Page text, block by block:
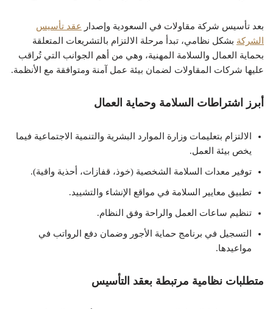
بعد تأسيس شركة مقاولات في السعودية وإصدار عقد تأسيس
الشركة بشكل نظامي، تبدأ مرحلة الالتزام بالتشريعات المتعلقة
بحماية العمال والسلامة المهنية، وهي من أهم الجوانب التي تُراقب
عليها شركات المقاولات لضمان بيئة عمل آمنة ومتوافقة مع الأنظمة.
أبرز اشتراطات السلامة وحماية العمال
الالتزام بتعليمات وزارة الموارد البشرية والتنمية الاجتماعية فيما
يخص بيئة العمل.
توفير معدات السلامة الشخصية (خوذ، قفازات، أحذية واقية).
تطبيق معايير السلامة في مواقع الإنشاء والتشييد.
تنظيم ساعات العمل والراحة وفق النظام.
التسجيل في برنامج حماية الأجور وضمان دفع الرواتب في
مواعيدها.
متطلبات نظامية مرتبطة بعقد التأسيس